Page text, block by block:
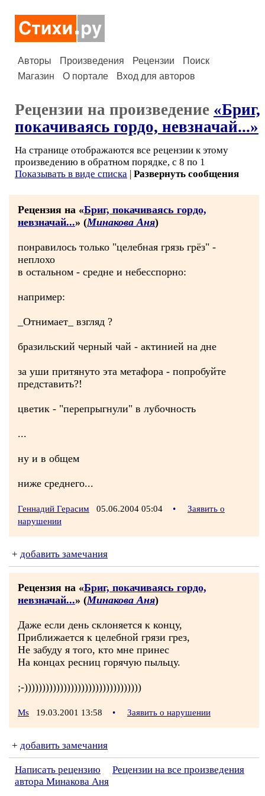
Авторы Произведения Рецензии
Поиск
Магазин
О портале Вход для авторов
Рецензии на произведение «Бриг,
покачиваясь гордо, невзначай...»
На странице отображаются все рецензии к этому
произведению в обратном порядке, с 8 по 1
Показывать в виде списка | Развернуть сообщения
Рецензия на «Бриг, покачиваясь гордо,
невзначай...» (Минакова Аня)
понравилось только "целебная грязь грёз" -
неплохо
в остальном - средне и небесспорно:
например:
_Отнимает_ взгляд ?
бразильский черный чай - актинией на дне
за уши притянуто эта метафора - попробуйте
представить?!
цветик - "перепрыгнули" в лубочность
...
ну и в общем
ниже среднего...
Геннадий Герасим 05.06.2004 05:04 •
Заявить о
нарушении
+ добавить замечания
Рецензия на «Бриг, покачиваясь гордо,
невзначай...» (Минакова Аня)
Даже если день склоняется к концу,
Приближается к целебной грязи грез,
Не забуду я того, кто мне принес
На концах ресниц горячую пыльцу.
;-)))))))))))))))))))))))))))))))))
Ms 19.03.2001 13:58 • Заявить о нарушении
+ добавить замечания
Написать рецензию
Рецензии на все произведения
автора Минакова Аня